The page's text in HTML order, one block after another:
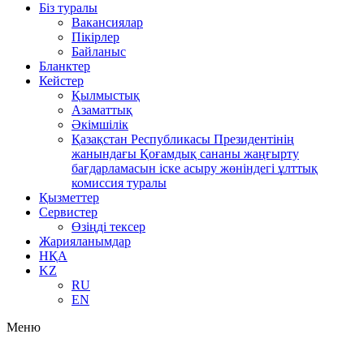
Біз туралы
Вакансиялар
Пікірлер
Байланыс
Бланктер
Кейстер
Қылмыстық
Азаматтық
Әкімшілік
Қазақстан Республикасы Президентінің
жанындағы Қоғамдық сананы жаңғырту
бағдарламасын іске асыру жөніндегі ұлттық
комиссия туралы
Қызметтер
Сервистер
Өзіңді тексер
Жарияланымдар
НҚА
KZ
RU
EN
Меню